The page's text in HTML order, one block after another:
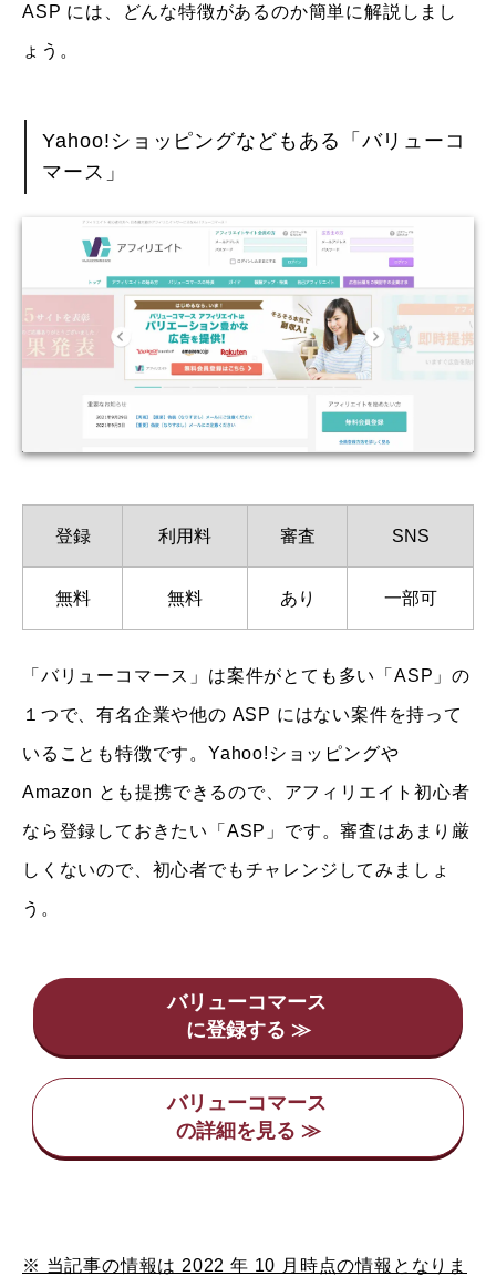
ASP には、どんな特徴があるのか簡単に解説しまし
ょう。
Yahoo!ショッピングなどもある「バリューコ
マース」
登録 利用料 審査 SNS
無料 無料 あり 一部可
「バリューコマース」は案件がとても多い「ASP」の
１つで、有名企業や他の ASP にはない案件を持って
いることも特徴です。Yahoo!ショッピングや
Amazon とも提携できるので、アフィリエイト初心者
なら登録しておきたい「ASP」です。審査はあまり厳
しくないので、初心者でもチャレンジしてみましょ
う。
バリューコマース
バリューコマース
※ 当記事の情報は 2022 年 10 月時点の情報となりま